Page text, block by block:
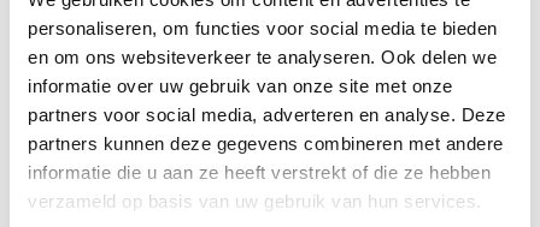
personaliseren, om functies voor social media te bieden
en om ons websiteverkeer te analyseren. Ook delen we
informatie over uw gebruik van onze site met onze
partners voor social media, adverteren en analyse. Deze
partners kunnen deze gegevens combineren met andere
informatie die u aan ze heeft verstrekt of die ze hebben
verzameld op basis van uw gebruik van hun services.
najlepszego momentu pod uwagę bierze się
aktualną pozycję na rynku, kondycję finansową
spółki i możliwości rozwoju.
Tyle samo uwagi należy poświęcić określeniu
wartości przedsiębiorstwa. Jest to złożony
proces, na który składa się analiza sprawozdań
finansowych, warunków rynkowych i potencjału